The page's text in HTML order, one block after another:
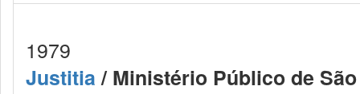
1979
Justitia/ Ministério Público de